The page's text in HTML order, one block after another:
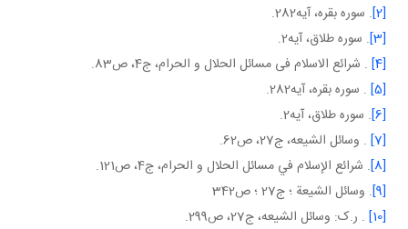
[2] . سوره بقره، آيه282.
[3]
. سوره طلاق، آيه2.
[4]
. شرائع الاسلام فی مسائل الحلال و الحرام، ج4، ص83.
[5]
. سوره بقره، آيه282.
[6] . سوره طلاق، آيه2.
[7]
. وسائل الشيعه، ج27، ص62.
[8] . شرائع الإسلام في مسائل الحلال و الحرام، ج4، ص121.
[9] . وسائل الشيعة ؛ ج‏27 ؛ ص342
[10]
. ر.ک: وسائل الشيعه، ج27، ص299.